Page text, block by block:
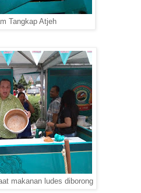
Tangkap Atjeh
makanan ludes diborong